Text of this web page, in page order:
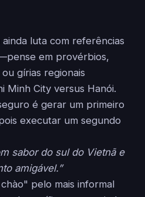
luta com referências
em provérbios,
gírias regionais
Minh City versus Hanói.
é gerar um primeiro
executar um segundo
sabor do sul do Vietnã e
amigável.”
pelo mais informal